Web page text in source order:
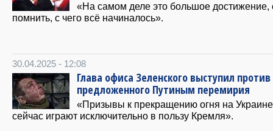
«На самом деле это большое достижение,
помнить, с чего всё начиналось».
30.04.2025 - 12:08
Глава офиса Зеленского выступил против
предложенного Путиным перемирия
«Призывы к прекращению огня на Украине
сейчас играют исключительно в пользу Кремля».